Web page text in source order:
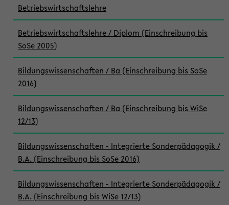
Betriebswirtschaftslehre
Betriebswirtschaftslehre / Diplom (Einschreibung bis
SoSe 2005)
Bildungswissenschaften / Ba (Einschreibung bis SoSe
2016)
Bildungswissenschaften / Ba (Einschreibung bis WiSe
12/13)
Bildungswissenschaften - Integrierte Sonderpädagogik /
B.A. (Einschreibung bis SoSe 2016)
Bildungswissenschaften - Integrierte Sonderpädagogik /
B.A. (Einschreibung bis WiSe 12/13)